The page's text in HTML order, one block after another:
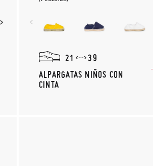
21
39
ALPARGATAS NIÑOS CON
CINTA